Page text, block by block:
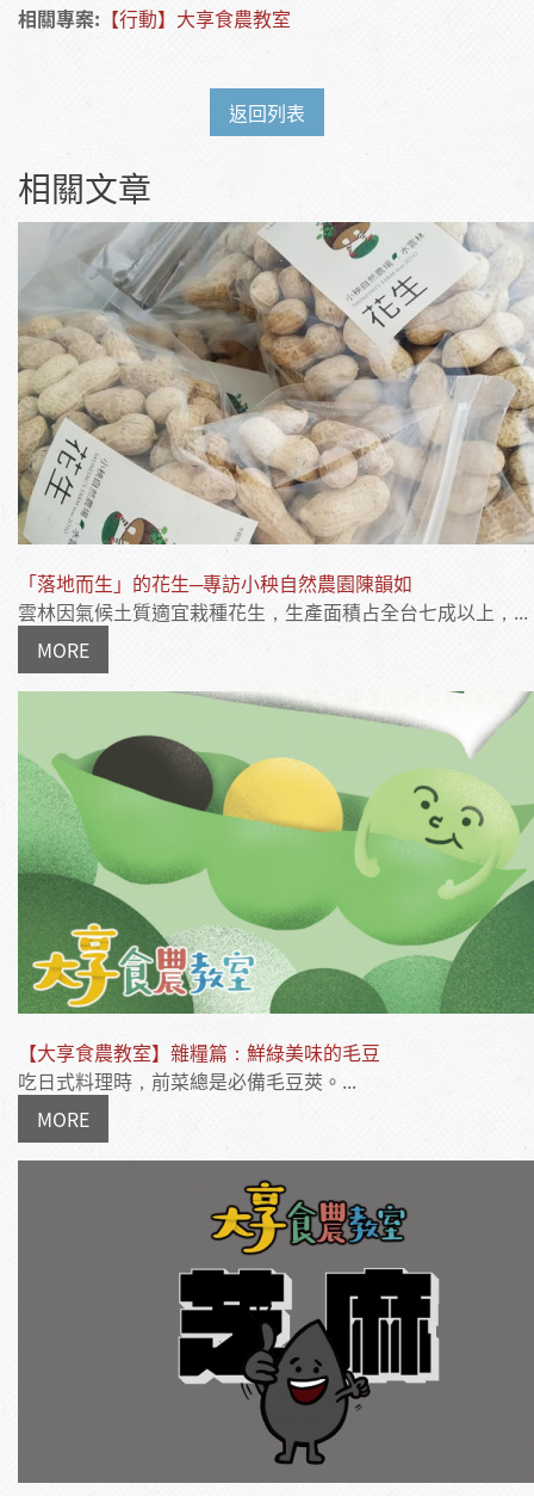
相關專案: 【行動】大享食農教室
返回列表
相關文章
「落地而生」的花生─專訪小秧自然農園陳韻如
雲林因氣候土質適宜栽種花生，生產面積占全台七成以上，...
MORE
【大享食農教室】雜糧篇：鮮綠美味的毛豆
吃日式料理時，前菜總是必備毛豆莢。...
MORE